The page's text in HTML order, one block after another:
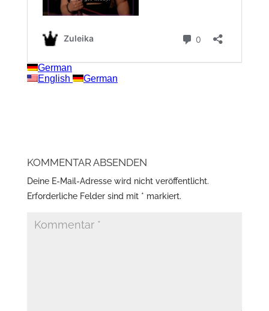
KOMMENTAR ABSENDEN
Deine E-Mail-Adresse wird nicht veröffentlicht.
Erforderliche Felder sind mit * markiert.